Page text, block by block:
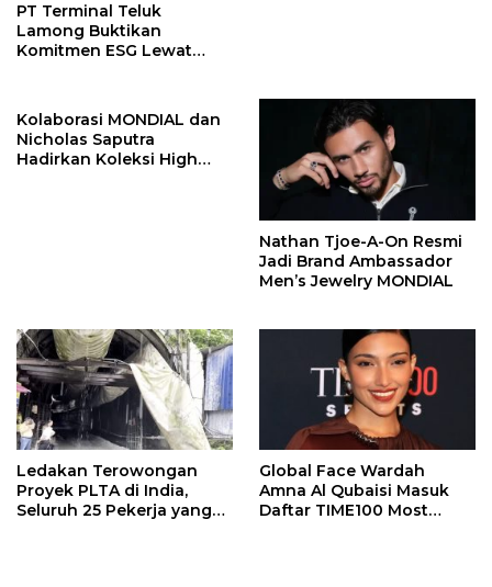
PT Terminal Teluk
Lamong Buktikan
Komitmen ESG Lewat
Kolaborasi MONDIAL dan
Nicholas Saputra
Hadirkan Koleksi High
Nathan Tjoe-A-On Resmi
Jadi Brand Ambassador
Men’s Jewelry MONDIAL
Ledakan Terowongan
Proyek PLTA di India,
Seluruh 25 Pekerja yang
Global Face Wardah
Amna Al Qubaisi Masuk
Daftar TIME100 Most